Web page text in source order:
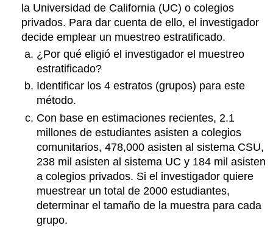
la Universidad de California (UC) o colegios
privados. Para dar cuenta de ello, el investigador
decide emplear un muestreo estratificado.
¿Por qué eligió el investigador el muestreo
estratificado?
Identificar los 4 estratos (grupos) para este
método.
Con base en estimaciones recientes, 2.1
millones de estudiantes asisten a colegios
comunitarios, 478,000 asisten al sistema CSU,
238 mil asisten al sistema UC y 184 mil asisten
a colegios privados. Si el investigador quiere
muestrear un total de 2000 estudiantes,
determinar el tamaño de la muestra para cada
grupo.